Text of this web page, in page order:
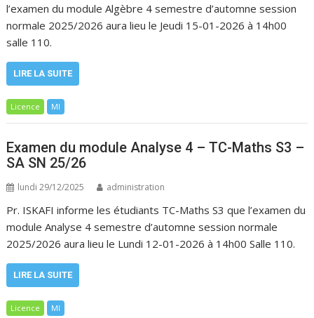
l’examen du module Algèbre 4 semestre d’automne session
normale 2025/2026 aura lieu le Jeudi 15-01-2026 à 14h00
salle 110.
LIRE LA SUITE
Licence MI
Examen du module Analyse 4 – TC-Maths S3 –
SA SN 25/26
lundi 29/12/2025 administration
Pr. ISKAFI informe les étudiants TC-Maths S3 que l’examen du
module Analyse 4 semestre d’automne session normale
2025/2026 aura lieu le Lundi 12-01-2026 à 14h00 Salle 110.
LIRE LA SUITE
Licence MI